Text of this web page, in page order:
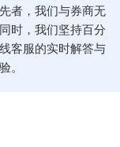
者，我们与券商无
时，我们坚持百分
客服的实时解答与
。